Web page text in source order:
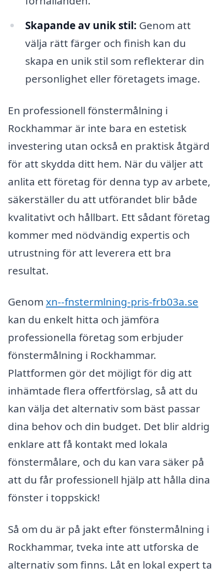
Skapande av unik stil: Genom att
välja rätt färger och finish kan du
skapa en unik stil som reflekterar din
personlighet eller företagets image.
En professionell fönstermålning i
Rockhammar är inte bara en estetisk
investering utan också en praktisk åtgärd
för att skydda ditt hem. När du väljer att
anlita ett företag för denna typ av arbete,
säkerställer du att utförandet blir både
kvalitativt och hållbart. Ett sådant företag
kommer med nödvändig expertis och
utrustning för att leverera ett bra
resultat.
Genom xn--fnstermlning-pris-frb03a.se
kan du enkelt hitta och jämföra
professionella företag som erbjuder
fönstermålning i Rockhammar.
Plattformen gör det möjligt för dig att
inhämtade flera offertförslag, så att du
kan välja det alternativ som bäst passar
dina behov och din budget. Det blir aldrig
enklare att få kontakt med lokala
fönstermålare, och du kan vara säker på
att du får professionell hjälp att hålla dina
fönster i toppskick!
Så om du är på jakt efter fönstermålning i
Rockhammar, tveka inte att utforska de
alternativ som finns. Låt en lokal expert ta